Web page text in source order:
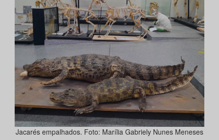
Jacarés empalhados. Foto: Marília Gabriely Nunes Meneses